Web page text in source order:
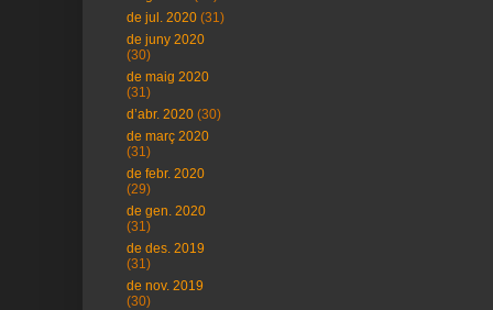
de jul. 2020 (31)
de juny 2020
(30)
de maig 2020
(31)
d’abr. 2020 (30)
de març 2020
(31)
de febr. 2020
(29)
de gen. 2020
(31)
de des. 2019
(31)
de nov. 2019
(30)